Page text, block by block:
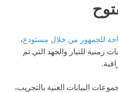
للجمهور من خلال مستودع،
للتيار والجهد التي تم
البيانات الغنية بالتجريب،